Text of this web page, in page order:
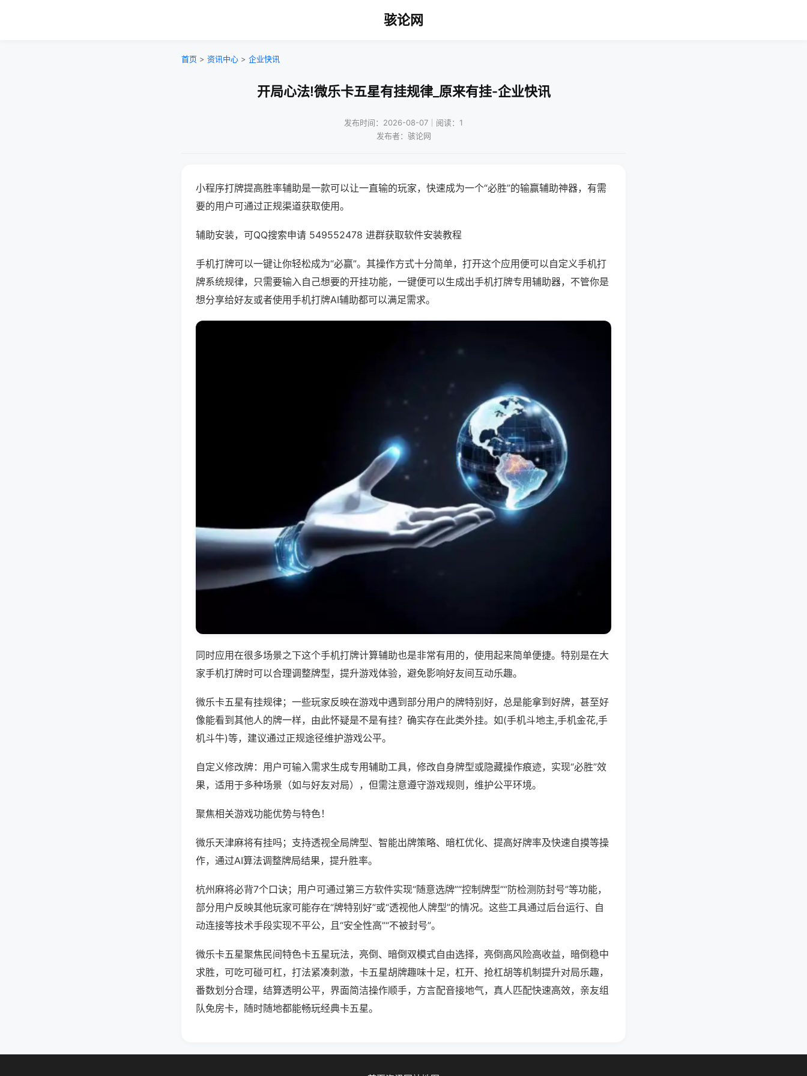
骇论网
首页 > 资讯中心 > 企业快讯
开局心法!微乐卡五星有挂规律_原来有挂-企业快讯
发布时间：2026-08-07｜阅读：1
发布者：骇论网
小程序打牌提高胜率辅助是一款可以让一直输的玩家，快速成为一个“必胜”的输赢辅助神器，有需
要的用户可通过正规渠道获取使用。
辅助安装，可QQ搜索申请 549552478 进群获取软件安装教程
手机打牌可以一键让你轻松成为“必赢”。其操作方式十分简单，打开这个应用便可以自定义手机打
牌系统规律，只需要输入自己想要的开挂功能，一键便可以生成出手机打牌专用辅助器，不管你是
想分享给好友或者使用手机打牌AI辅助都可以满足需求。
同时应用在很多场景之下这个手机打牌计算辅助也是非常有用的，使用起来简单便捷。特别是在大
家手机打牌时可以合理调整牌型，提升游戏体验，避免影响好友间互动乐趣。
微乐卡五星有挂规律；一些玩家反映在游戏中遇到部分用户的牌特别好，总是能拿到好牌，甚至好
像能看到其他人的牌一样，由此怀疑是不是有挂？确实存在此类外挂。如(手机斗地主,手机金花,手
机斗牛)等，建议通过正规途径维护游戏公平。
自定义修改牌：用户可输入需求生成专用辅助工具，修改自身牌型或隐藏操作痕迹，实现“必胜”效
果，适用于多种场景（如与好友对局），但需注意遵守游戏规则，维护公平环境。
聚焦相关游戏功能优势与特色！
微乐天津麻将有挂吗；支持透视全局牌型、智能出牌策略、暗杠优化、提高好牌率及快速自摸等操
作，通过AI算法调整牌局结果，提升胜率。
杭州麻将必背7个口诀；用户可通过第三方软件实现“随意选牌”“控制牌型”“防检测防封号”等功能，
部分用户反映其他玩家可能存在“牌特别好”或“透视他人牌型”的情况。这些工具通过后台运行、自
动连接等技术手段实现不平公，且“安全性高”“不被封号”。
微乐卡五星聚焦民间特色卡五星玩法，亮倒、暗倒双模式自由选择，亮倒高风险高收益，暗倒稳中
求胜，可吃可碰可杠，打法紧凑刺激，卡五星胡牌趣味十足，杠开、抢杠胡等机制提升对局乐趣，
番数划分合理，结算透明公平，界面简洁操作顺手，方言配音接地气，真人匹配快速高效，亲友组
队免房卡，随时随地都能畅玩经典卡五星。